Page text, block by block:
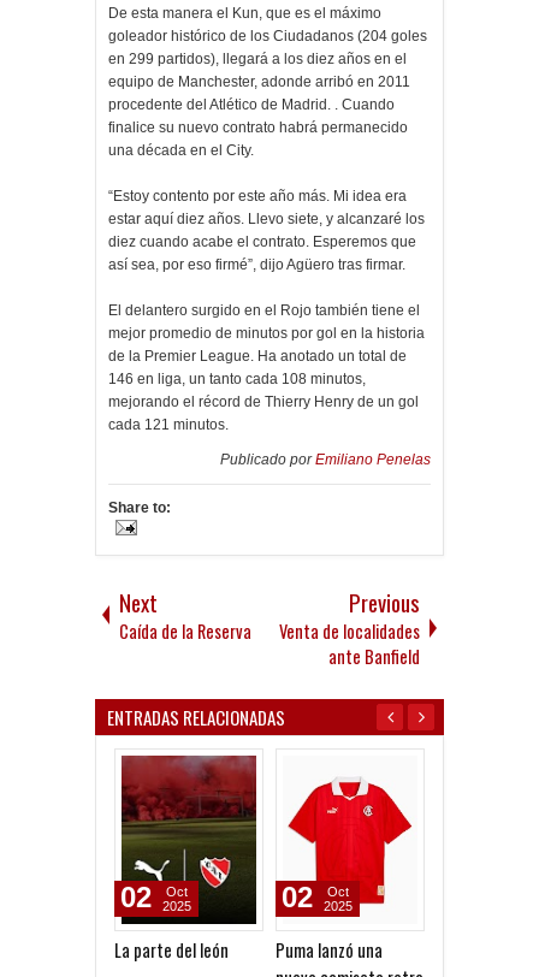
De esta manera el Kun, que es el máximo
goleador histórico de los Ciudadanos (204 goles
en 299 partidos), llegará a los diez años en el
equipo de Manchester, adonde arribó en 2011
procedente del Atlético de Madrid. . Cuando
finalice su nuevo contrato habrá permanecido
una década en el City.
“Estoy contento por este año más. Mi idea era
estar aquí diez años. Llevo siete, y alcanzaré los
diez cuando acabe el contrato. Esperemos que
así sea, por eso firmé”, dijo Agüero tras firmar.
El delantero surgido en el Rojo también tiene el
mejor promedio de minutos por gol en la historia
de la Premier League. Ha anotado un total de
146 en liga, un tanto cada 108 minutos,
mejorando el récord de Thierry Henry de un gol
cada 121 minutos.
Publicado porEmiliano Penelas
Share to:
Next
Caída de la Reserva
Previous
Venta de localidades
ante Banfield
ENTRADAS RELACIONADAS
Puma lanzó una
02
Oct
2025
Con Agüero, el Senior
01
Apr
2025